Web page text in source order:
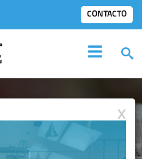
CONTACTO
X